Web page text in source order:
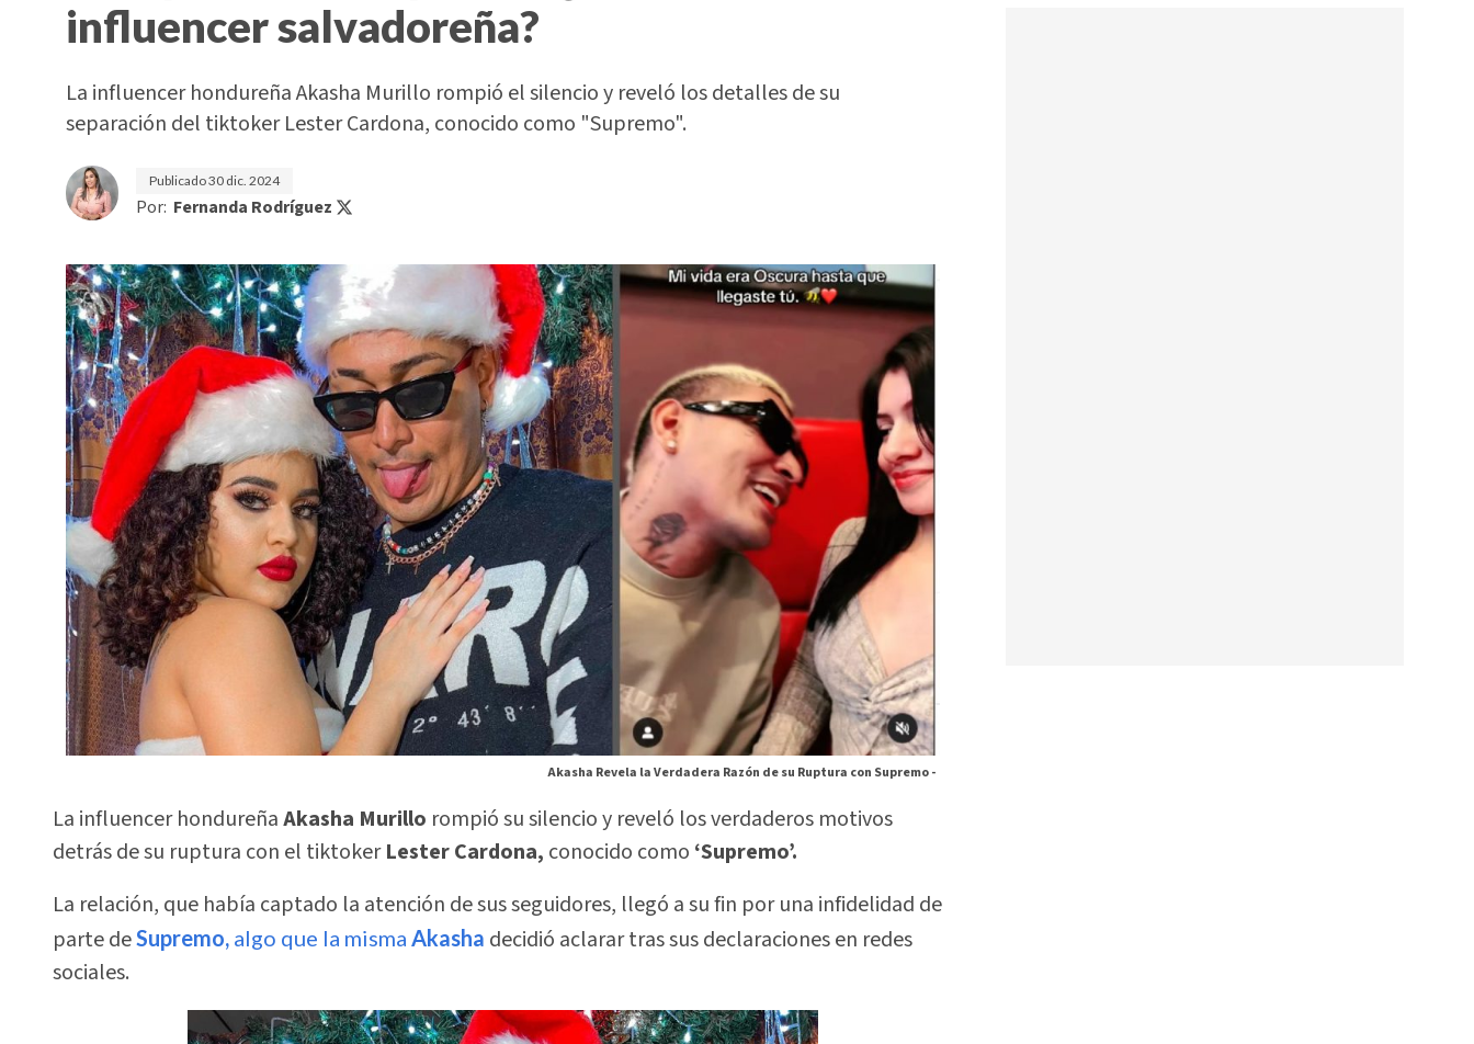
influencer salvadoreña?
La influencer hondureña Akasha Murillo rompió el silencio y reveló los detalles de su
separación del tiktoker Lester Cardona, conocido como "Supremo".
Publicado30 dic. 2024
Por: Fernanda Rodríguez
Akasha Revela la Verdadera Razón de su Ruptura con Supremo -
La influencer hondureñaAkasha Murillo rompió su silencio y reveló los verdaderos motivos
detrás de su ruptura con el tiktokerLester Cardona, conocido como ‘Supremo’.
La relación, que había captado la atención de sus seguidores, llegó a su fin por una infidelidad de
parte deSupremo, algo que la misma Akasha decidió aclarar tras sus declaraciones en redes
sociales.